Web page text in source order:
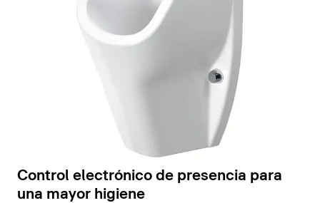
Control electrónico de presencia para
una mayor higiene